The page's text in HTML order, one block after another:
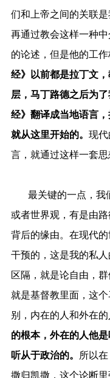
们和上帝之间的关联
再通过教会这样一种
的论述，但是他的工
经》以前都是拉丁文
层，马丁路德之后为
经》翻译成当地语言
就从这里开始的。 现
言，就通过这样一套思
最关键的一点，我
或者世界观，有是由
背后的缘由。在现代
干预的，这是我的私
区隔，就是论自由，
就是基督教里面，这
别，内在的人和外在的
的根本，外在的人他
听从于政治的。
所以
撒归凯撒，这个论断